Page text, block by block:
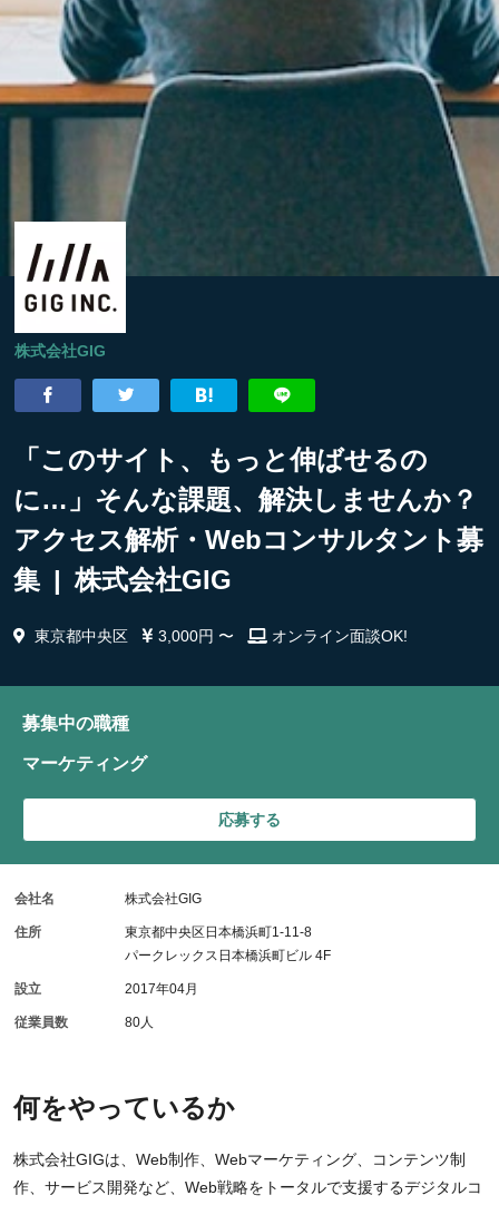
株式会社GIG
「このサイト、もっと伸ばせるの
に…」そんな課題、解決しませんか？
アクセス解析・Webコンサルタント募
集 | 株式会社GIG
東京都中央区 3,000円 〜 オンライン面談OK!
何をやっているか
株式会社GIGは、Web制作、Webマーケティング、コンテンツ制
作、サービス開発など、Web戦略をトータルで支援するデジタルコ
募集中の職種
マーケティング
応募する
会社名 株式会社GIG
住所
東京都中央区日本橋浜町1-11-8
パークレックス日本橋浜町ビル 4F
設立 2017年04月
従業員数 80人